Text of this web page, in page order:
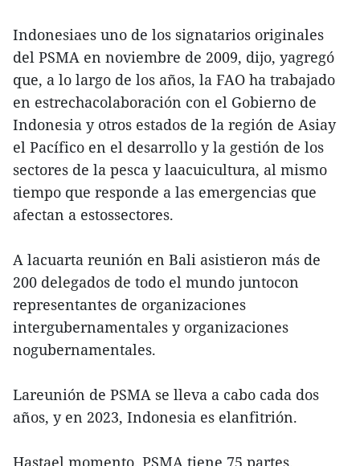
Indonesiaes uno de los signatarios originales
del PSMA en noviembre de 2009, dijo, yagregó
que, a lo largo de los años, la FAO ha trabajado
en estrechacolaboración con el Gobierno de
Indonesia y otros estados de la región de Asiay
el Pacífico en el desarrollo y la gestión de los
sectores de la pesca y laacuicultura, al mismo
tiempo que responde a las emergencias que
afectan a estossectores.
A lacuarta reunión en Bali asistieron más de
200 delegados de todo el mundo juntocon
representantes de organizaciones
intergubernamentales y organizaciones
nogubernamentales.
Lareunión de PSMA se lleva a cabo cada dos
años, y en 2023, Indonesia es elanfitrión.
Hastael momento, PSMA tiene 75 partes,